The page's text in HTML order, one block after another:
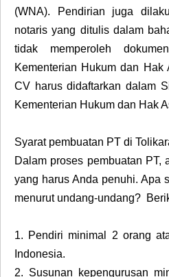
(WNA). Pendirian juga
notaris yang ditulis dalam
tidak memperoleh
Kementerian Hukum dan Hak
CV harus didaftarkan dalam
Kementerian Hukum dan Hak
Syarat pembuatan PT di
Dalam proses pembuatan PT,
yang harus Anda penuhi. Apa
menurut undang-undang?
1. Pendiri minimal 2 orang
Indonesia.
2. Susunan kepengurusan